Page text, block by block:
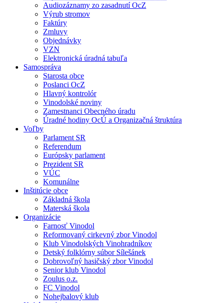
Audiozáznamy zo zasadnutí OcZ
Výrub stromov
Faktúry
Zmluvy
Objednávky
VZN
Elektronická úradná tabuľa
Samospráva
Starosta obce
Poslanci OcZ
Hlavný kontrolór
Vinodolské noviny
Zamestnanci Obecného úradu
Úradné hodiny OcÚ a Organizačná štruktúra
Voľby
Parlament SR
Referendum
Európsky parlament
Prezident SR
VÚC
Komunálne
Inštitúcie obce
Základná škola
Materská škola
Organizácie
Farnosť Vinodol
Reformovaný cirkevný zbor Vinodol
Klub Vinodolských Vinohradníkov
Detský folklórny súbor Sílešánek
Dobrovoľný hasičský zbor Vinodol
Senior klub Vinodol
Zoulus o.z.
FC Vinodol
Nohejbalový klub